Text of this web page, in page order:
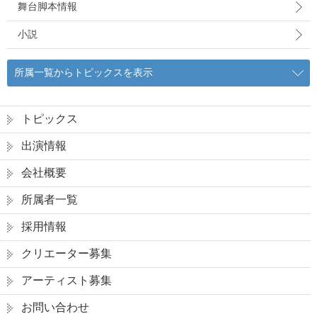
舞台脚本情報
小説
所属一覧からトピックスを表示
トピックス
出演情報
会社概要
所属者一覧
採用情報
クリエーター募集
アーティスト募集
お問い合わせ